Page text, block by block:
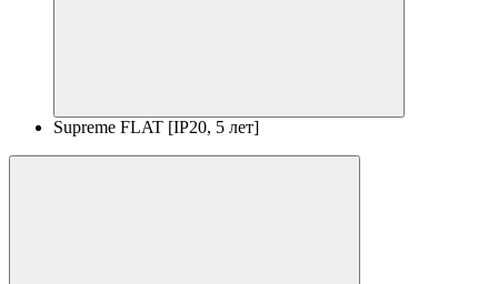
Supreme FLAT [IP20, 5 лет]